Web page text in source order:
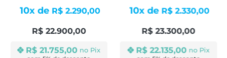
Ink
R$22.900,00
10x de R$2.290,00
R$21.755,00 no Pix
Kit de Cartuchos
Recarregáveis
R$23.300,00
10x de R$2.330,00
R$22.135,00 no Pix